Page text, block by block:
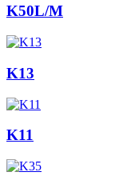
K50L/M
K13
K11